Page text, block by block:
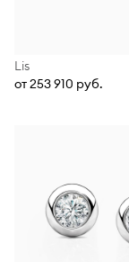
Lis
от 253 910 руб.